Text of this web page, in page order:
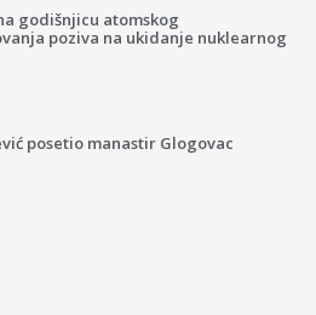
godišnjicu atomskog
poziva na ukidanje nuklearnog
posetio manastir Glogovac